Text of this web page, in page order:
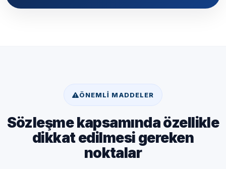
ÖNEMLI MADDELER
Sözleşme kapsamında özellikle
dikkat edilmesi gereken
noktalar